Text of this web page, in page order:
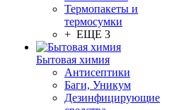
Термопакеты и
термосумки
+ ЕЩЕ 3
Бытовая химия
Антисептики
Баги, Уникум
Дезинфицирующие